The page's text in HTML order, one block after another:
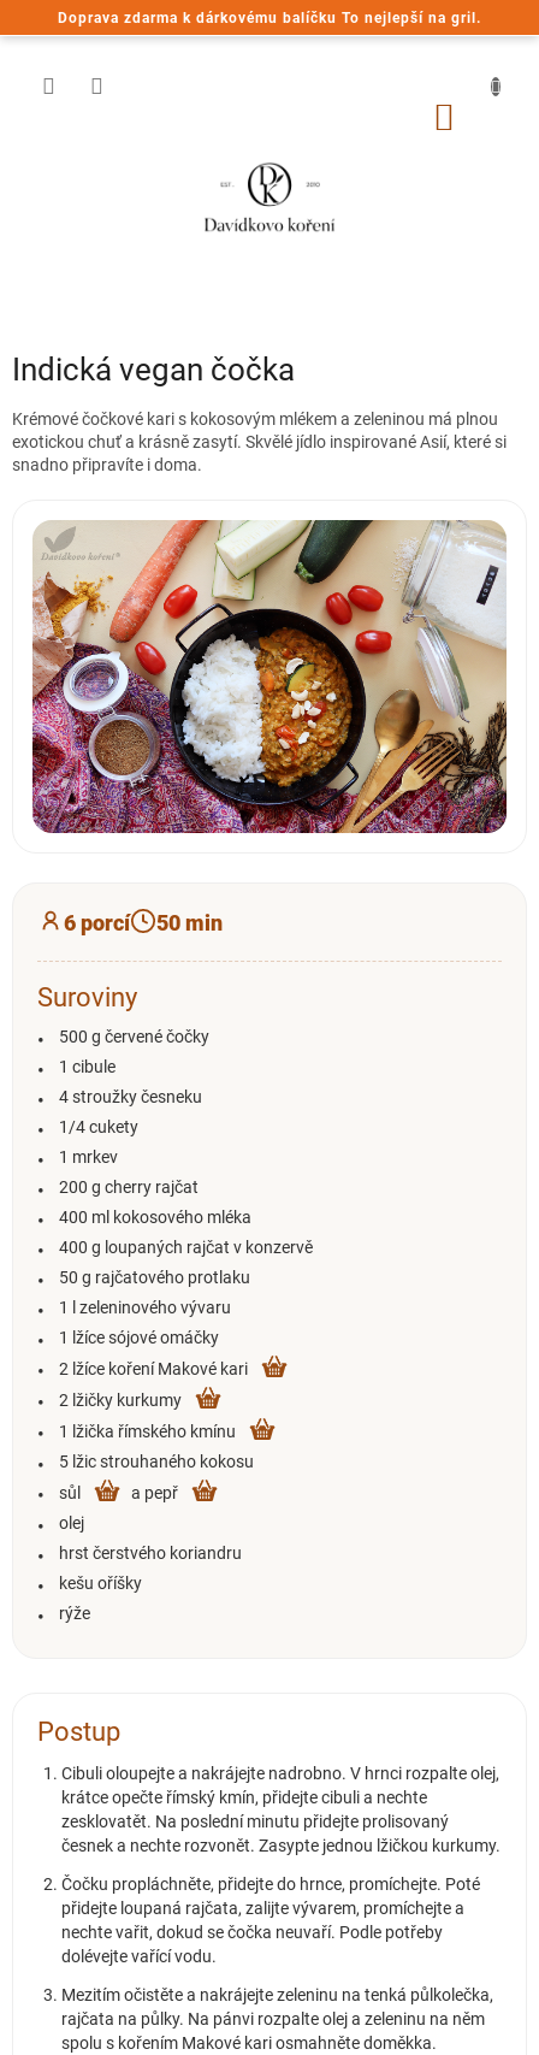
Doprava zdarma k dárkovému balíčku To nejlepší na gril.
na
Indická vegan čočka
Krémové čočkové kari s kokosovým mlékem a zeleninou má plnou
exotickou chuť a krásně zasytí. Skvělé jídlo inspirované Asií, které si
snadno připravíte i doma.
6 porcí 50 min
Suroviny
500 g červené čočky
1 cibule
4 stroužky česneku
1/4 cukety
1 mrkev
200 g cherry rajčat
400 ml kokosového mléka
400 g loupaných rajčat v konzervě
50 g rajčatového protlaku
1 l zeleninového vývaru
1 lžíce sójové omáčky
2 lžíce koření Makové kari
2 lžičky kurkumy
1 lžička římského kmínu
5 lžic strouhaného kokosu
sůl
a pepř
olej
hrst čerstvého koriandru
kešu oříšky
rýže
Postup
Cibuli oloupejte a nakrájejte nadrobno. V hrnci rozpalte olej,
krátce opečte římský kmín, přidejte cibuli a nechte
zesklovatět. Na poslední minutu přidejte prolisovaný
česnek a nechte rozvonět. Zasypte jednou lžičkou kurkumy.
Čočku propláchněte, přidejte do hrnce, promíchejte. Poté
přidejte loupaná rajčata, zalijte vývarem, promíchejte a
nechte vařit, dokud se čočka neuvaří. Podle potřeby
dolévejte vařící vodu.
Mezitím očistěte a nakrájejte zeleninu na tenká půlkolečka,
rajčata na půlky. Na pánvi rozpalte olej a zeleninu na něm
spolu s kořením Makové kari osmahněte doměkka.